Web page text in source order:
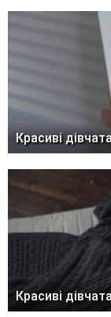
Красиві
Красиві